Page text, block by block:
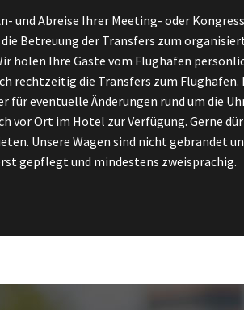
und Abreise Ihrer Meeting- oder
Betreuung der Transfers zum
holen Ihre Gäste vom Flughafen
rechtzeitig die Transfers zum
für eventuelle Änderungen rund um die
vor Ort im Hotel zur Verfügung. Gerne
Unsere Wagen sind nicht gebrandet
gepflegt und mindestens zweisprachig.